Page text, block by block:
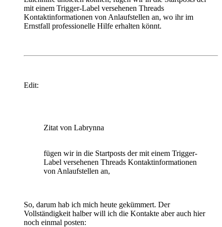
mit einem Trigger-Label versehenen Threads
Kontaktinformationen von Anlaufstellen an, wo ihr im
Ernstfall professionelle Hilfe erhalten könnt.
Edit:
Zitat von Labrynna
fügen wir in die Startposts der mit einem Trigger-
Label versehenen Threads Kontaktinformationen
von Anlaufstellen an,
So, darum hab ich mich heute gekümmert. Der
Vollständigkeit halber will ich die Kontakte aber auch hier
noch einmal posten: